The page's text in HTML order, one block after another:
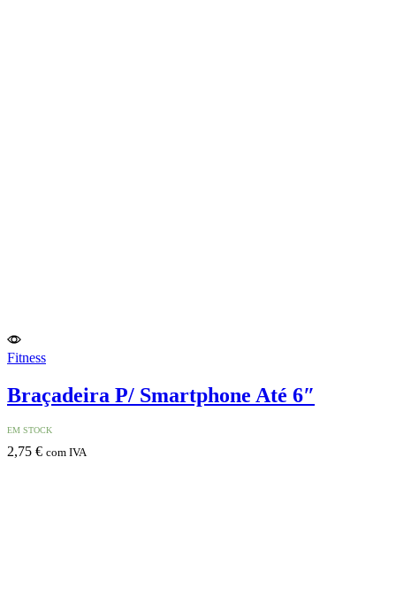
Fitness
Braçadeira P/ Smartphone Até 6″
EM STOCK
2,75 € com IVA